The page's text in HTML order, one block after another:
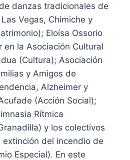
danzas tradicionales de
Vegas, Chimiche y
Eloísa Ossorio
en la Asociación Cultural
(Cultura); Asociación
y Amigos de
Alzheimer y
(Acción Social);
Rítmica
y los colectivos
del incendio de
Especial). En este